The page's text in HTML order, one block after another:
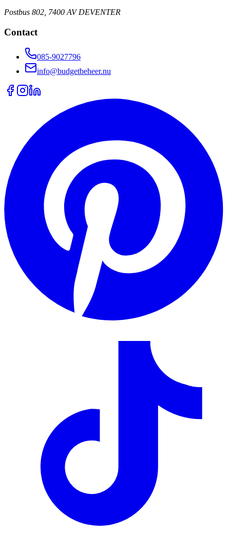
Postbus 802, 7400 AV DEVENTER
Contact
085-9027796
info@budgetbeheer.nu